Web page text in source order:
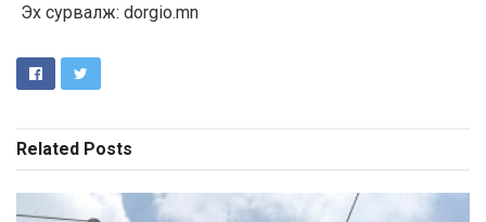
Эх сурвалж: dorgio.mn
Related Posts